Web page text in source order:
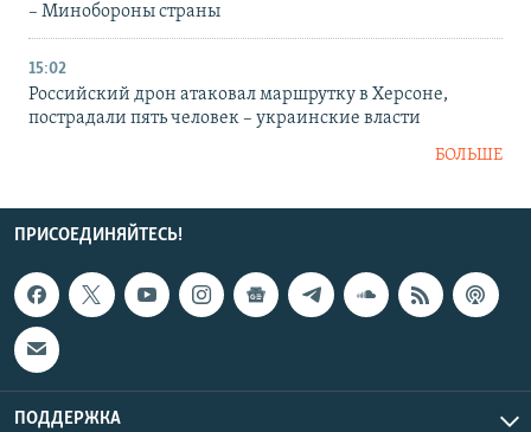
– Минобороны страны
15:02
Российский дрон атаковал маршрутку в Херсоне,
пострадали пять человек – украинские власти
БОЛЬШЕ
ПРИСОЕДИНЯЙТЕСЬ!
ПОДДЕРЖКА